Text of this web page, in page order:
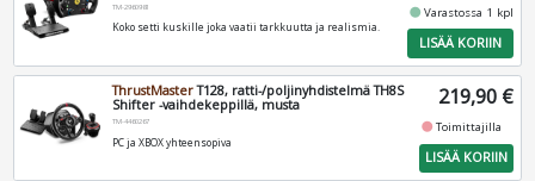
TM-2960981
Koko setti kuskille joka vaatii tarkkuutta ja realismia.
fiber_manual_recordVarastossa 1 kpl
LISÄÄ KORIIN
ThrustMasterT128, ratti-/poljinyhdistelmä TH8S
Shifter -vaihdekeppillä, musta
TM-4460267
PC ja XBOX yhteensopiva
219,90 €
fiber_manual_recordToimittajilla
LISÄÄ KORIIN